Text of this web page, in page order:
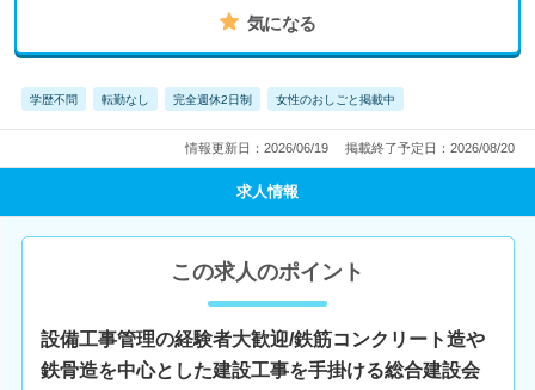
気になる
学歴不問 転勤なし 完全週休2日制 女性のおしごと掲載中
情報更新日：2026/06/19 掲載終了予定日：2026/08/20
求人情報
この求人のポイント
設備工事管理の経験者大歓迎/鉄筋コンクリート造や
鉄骨造を中心とした建設工事を手掛ける総合建設会